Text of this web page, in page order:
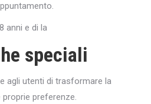
anni e di la
speciali
agli utenti di trasformare la
preferenze.